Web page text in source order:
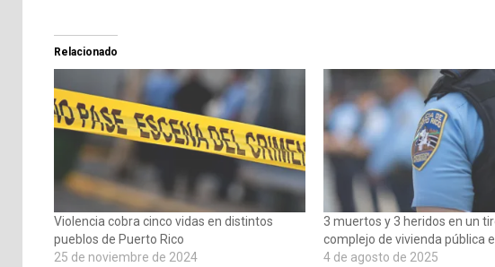
Relacionado
Violencia cobra cinco vidas en distintos
pueblos de Puerto Rico
25 de noviembre de 2024
3 muertos y 3 heridos en un
complejo de vivienda pública
4 de agosto de 2025